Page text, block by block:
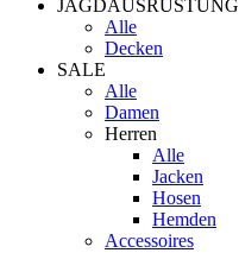
JAGDAUSRÜSTUNG
Alle
Decken
SALE
Alle
Damen
Herren
Alle
Jacken
Hosen
Hemden
Accessoires